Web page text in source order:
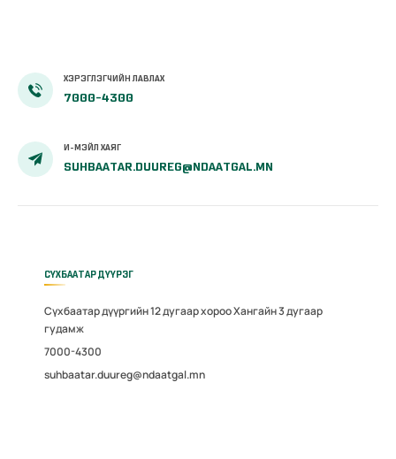
ХЭРЭГЛЭГЧИЙН ЛАВЛАХ
7000-4300
И-МЭЙЛ ХАЯГ
SUHBAATAR.DUUREG@NDAATGAL.MN
СҮХБААТАР ДҮҮРЭГ
Сүхбаатар дүүргийн 12 дугаар хороо Хангайн 3 дугаар
гудамж
7000-4300
suhbaatar.duureg@ndaatgal.mn